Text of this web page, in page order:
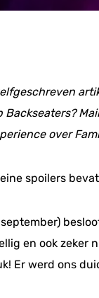
over
spoilers
en ook zeker
Er werd ons